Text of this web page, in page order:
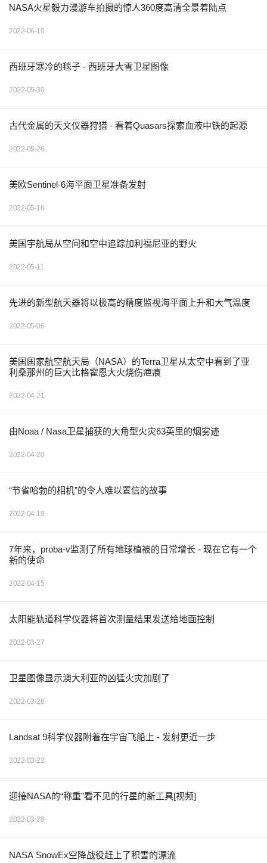
NASA火星毅力漫游车拍摄的惊人360度高清全景着陆点
2022-06-10
西班牙寒冷的毯子 - 西班牙大雪卫星图像
2022-05-30
古代金属的天文仪器狩猎 - 看着Quasars探索血液中铁的起源
2022-05-26
美欧Sentinel-6海平面卫星准备发射
2022-05-16
美国宇航局从空间和空中追踪加利福尼亚的野火
2022-05-11
先进的新型航天器将以极高的精度监视海平面上升和大气温度
2022-05-06
美国国家航空航天局（NASA）的Terra卫星从太空中看到了亚
利桑那州的巨大比格霍恩大火烧伤疤痕
2022-04-21
由Noaa / Nasa卫星捕获的大角型火灾63英里的烟雾迹
2022-04-20
“节省哈勃的相机”的令人难以置信的故事
2022-04-18
7年来，proba-v监测了所有地球植被的日常增长 - 现在它有一个
新的使命
2022-04-15
太阳能轨道科学仪器将首次测量结果发送给地面控制
2022-03-27
卫星图像显示澳大利亚的凶猛火灾加剧了
2022-03-26
Landsat 9科学仪器附着在宇宙飞船上 - 发射更近一步
2022-03-22
迎接NASA的“称重”看不见的行星的新工具[视频]
2022-03-20
NASA SnowEx空降战役赶上了积雪的漂流